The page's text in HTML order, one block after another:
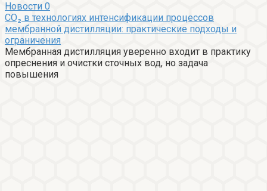
Новости 0
CO₂ в технологиях интенсификации процессов
мембранной дистилляции: практические подходы и
ограничения
Мембранная дистилляция уверенно входит в практику
опреснения и очистки сточных вод, но задача
повышения